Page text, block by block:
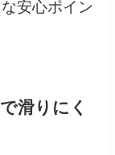
安心ポイン
滑りにく